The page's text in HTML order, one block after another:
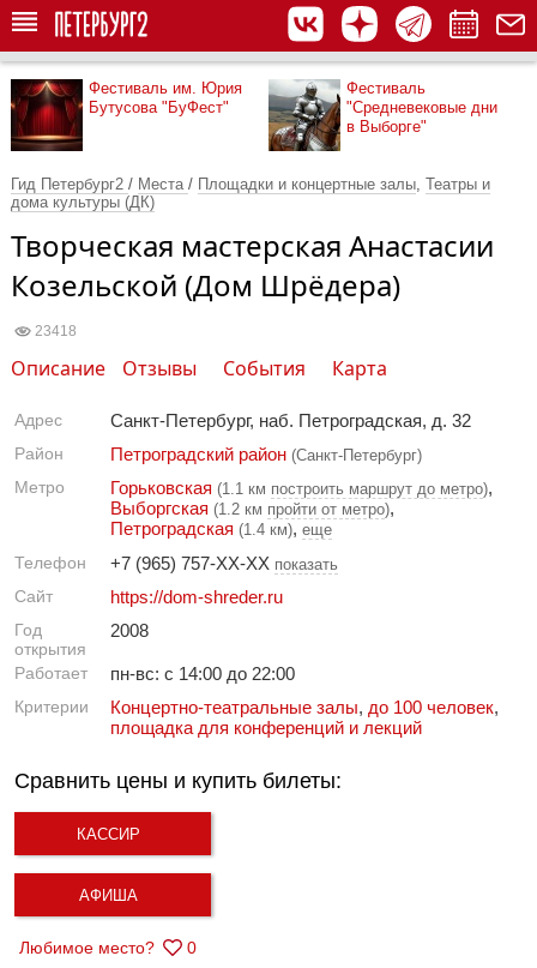
Фестиваль им. Юрия
Бутусова "БуФест"
Фестиваль
"Средневековые дни
в Выборге"
Гид Петербург2 / Места / Площадки и концертные залы, Театры и
дома культуры (ДК)
Творческая мастерская Анастасии
Козельской (Дом Шрёдера)
23418
Описание Отзывы События Карта
Адрес Санкт-Петербург, наб. Петроградская, д. 32
Район Петроградский район (Санкт-Петербург)
Метро Горьковская (1.1 км построить маршрут до метро),
Выборгская (1.2 км пройти от метро),
Петроградская (1.4 км), еще
Телефон +7 (965) 757-XX-XX показать
Сайт https://dom-shreder.ru
Год
открытия
2008
Работает пн-вс: с 14:00 до 22:00
Критерии Концертно-театральные залы, до 100 человек,
площадка для конференций и лекций
Сравнить цены и купить билеты:
КАССИР
АФИША
Любимое место? 0